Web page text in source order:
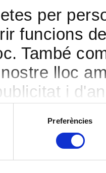
per
funcions
També
lloc
i
o
serveis.
Preferències